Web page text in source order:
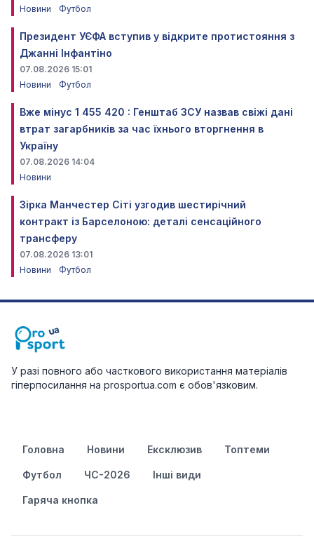
Новини
Футбол
Президент УЄФА вступив у відкрите протистояння з
Джанні Інфантіно
07.08.2026 15:01
Новини
Футбол
Вже мінус 1 455 420 : Генштаб ЗСУ назвав свіжі дані
втрат загарбників за час їхнього вторгнення в
Україну
07.08.2026 14:04
Новини
Зірка Манчестер Сіті узгодив шестирічний
контракт із Барселоною: деталі сенсаційного
трансферу
07.08.2026 13:01
Новини
Футбол
У разі повного або часткового використання матеріалів
гіперпосилання на prosportua.com є обов'язковим.
Головна Новини Ексклюзив Топтеми
Футбол ЧС-2026 Інші види
Гаряча кнопка